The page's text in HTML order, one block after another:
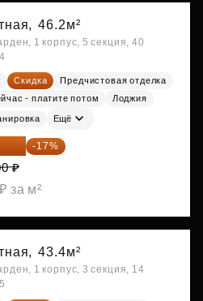
46.2м²
1 корпус, 5 секция, 40
Скидка
Предчистовая отделка
- платите потом
Лоджия
Ещё
₽ -17%
₽
за м²
43.4м²
1 корпус, 3 секция, 14